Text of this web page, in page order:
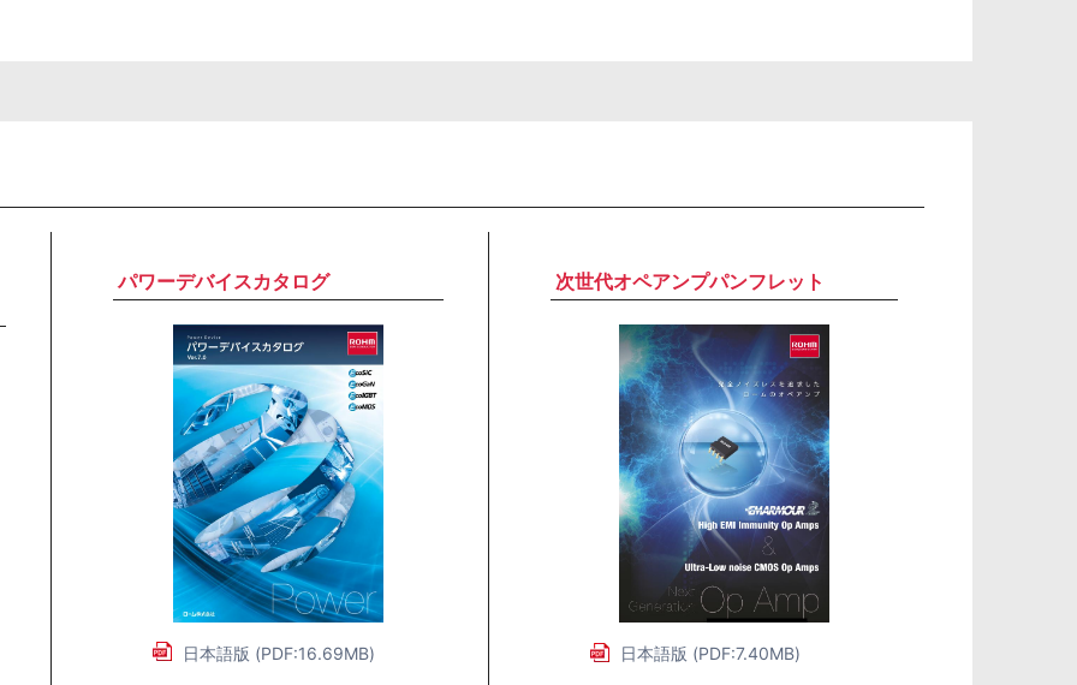
パワーデバイスカタログ
日本語版 (PDF:16.69MB)
次世代オペアンプパンフレット
日本語版 (PDF:7.40MB)